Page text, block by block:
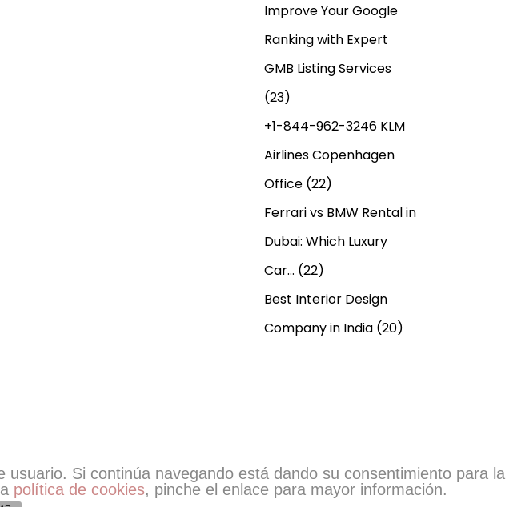
Improve Your Google
Ranking with Expert
GMB Listing Services
(23)
+1-844-962-3246 KLM
Airlines Copenhagen
Office (22)
Ferrari vs BMW Rental in
Dubai: Which Luxury
Car… (22)
Best Interior Design
Company in India (20)
| Desarrollo de EsPoesia.com
Si continúa navegando está dando su consentimiento para la
política de cookies, pinche el enlace para mayor información.